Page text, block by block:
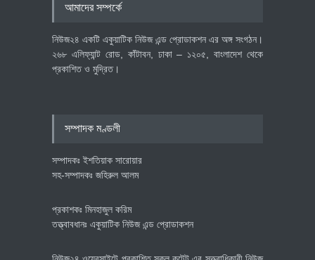
আমাদের সম্পর্কে
নিউজ২৪ একটি একুয়াটিক নিউজ এন্ড প্রোডাকশন এর অঙ্গ সংগঠন।
২৬৮ এলিফ্যান্ট রোড, কাঁটাবন, ঢাকা – ১২০৫, বাংলাদেশ থেকে
প্রকাশিত ও মুদ্রিত।
সম্পাদক মণ্ডলী
সম্পাদকঃ ইশতিয়াক সারোয়ার
সহ-সম্পাদকঃ জহিরুল আলম
প্রকাশকঃ মিনহাজুল করিম
তত্ত্বাবধানঃ একুয়াটিক নিউজ এন্ড প্রোডাকশন